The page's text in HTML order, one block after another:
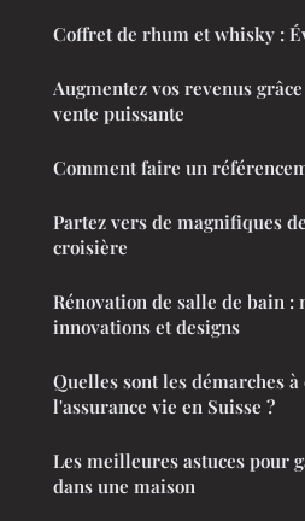
Coffret de rhum et whisky :
Augmentez vos revenus
vente puissante
Comment faire un
Partez vers de magnifiques
croisière
Rénovation de salle de bain :
innovations et designs
Quelles sont les démarches
l'assurance vie en Suisse ?
Les meilleures astuces pour
dans une maison